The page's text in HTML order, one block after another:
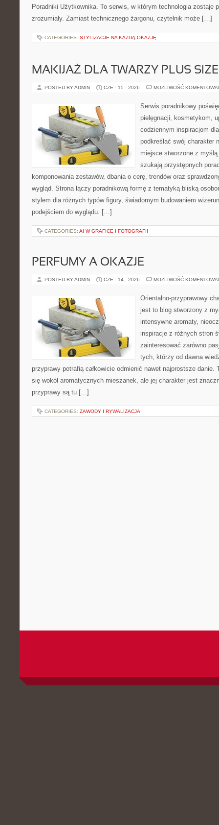
Poradniki Użytkownika. To serwis, w którym technologia zostaje
zrozumiały. Zamiast technicznego żargonu, czytelnik może […]
CATEGORIES: STYLIZACJE NA KAŻDĄ OKAZJĘ
MAKIJAŻ DLA TWARZY PLUS SIZE
POSTED BY ADMIN CZE - 15 - 2026 MOŻLIWOŚĆ
Serwis poradnikowy
pielęgnacji, kosmetykom,
codziennym inspiracjom
podkreślać swój charakter
miejsce stworzone z
szukają przystępnych
komponowania zestawów, dbania o cerę, trendów oraz
wygląd. Strona łączy poradnikową formę z tematyką bliską
stylem dla różnych typów figury, świadomym budowaniem
podejściem do wyglądu. […]
CATEGORIES: AI W GRAFICE I FOTOGRAFII
PERFUMY A OKAZJE
POSTED BY ADMIN CZE - 14 - 2026 MOŻLIWOŚĆ
Orientalno-przyprawowy
jest to blog stworzony z
intensywne aromaty,
inspiracje z różnych stron
zainteresować zarówno
tych, którzy od dawna
przyprawy potrafią całkowicie odmienić nawet najprostsze danie.
się wokół aromatycznych mieszanek, ale jej charakter jest
przyprawy są tu […]
CATEGORIES: ZAWODY I RYWALIZACJA